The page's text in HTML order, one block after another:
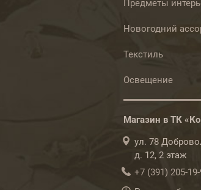
Предметы
Новогодний
Текстиль
Освещение
Магазин в ТК
ул. 78
д. 12, 2 этаж
+7 (391) 205-19-